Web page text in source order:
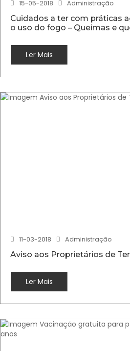
15-05-2018
Administração
Cuidados a ter com práticas
o uso do fogo – Queimas e
Ler Mais
11-03-2018
Administração
Aviso aos Proprietários de
Ler Mais